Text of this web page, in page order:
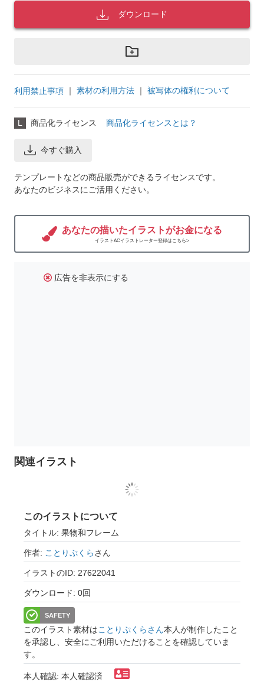
ダウンロード
利用禁止事項 ｜ 素材の利用方法 ｜ 被写体の権利について
L 商品化ライセンス 商品化ライセンスとは？
今すぐ購入
テンプレートなどの商品販売ができるライセンスです。
あなたのビジネスにご活用ください。
あなたの描いたイラストがお金になる
イラストACイラストレーター登録はこちら>
広告を非表示にする
関連イラスト
このイラストについて
タイトル: 果物和フレーム
作者: ことりぷくらさん
イラストのID: 27622041
ダウンロード: 0回
SAFETY
このイラスト素材はことりぷくらさん本人が制作したこと
を承認し、安全にご利用いただけることを確認していま
す。
本人確認: 本人確認済